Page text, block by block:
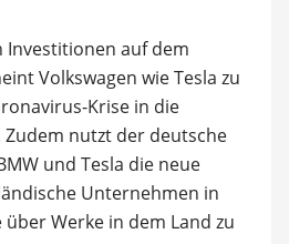
auf dem
Volkswagen wie Tesla zu
Krise in die
Zudem nutzt der deutsche
und Tesla die neue
Unternehmen in
Werke in dem Land zu